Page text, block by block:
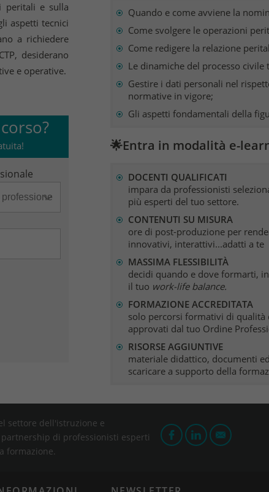
peritali e sulla
aspetti tecnici
a richiedere
desiderano
e operative.
Quando e come avviene la
Come svolgere le operazioni
Come redigere la relazione
Le dinamiche del processo civile
Gestire i dati personali nel
normative in vigore;
Gli aspetti fondamentali della
🌟Entra in modalità e-
DOCENTI QUALIFICATI
impara da professionisti
più esperti del tuo settore.
CONTENUTI SU MISURA
ore di post-produzione per
innovativi, interattivi...adatti a te
MASSIMA FLESSIBILITÀ
decidi quando e dove formarti,
il tuo work-life balance.
FORMAZIONE ACCREDITATA
solo percorsi formativi di qualità
approvati dal tuo Ordine
RISORSE AGGIUNTIVE
materiale didattico, documenti
scaricare a supporto della
settore dell'istruzione e
di professionisti esperti
formazione.